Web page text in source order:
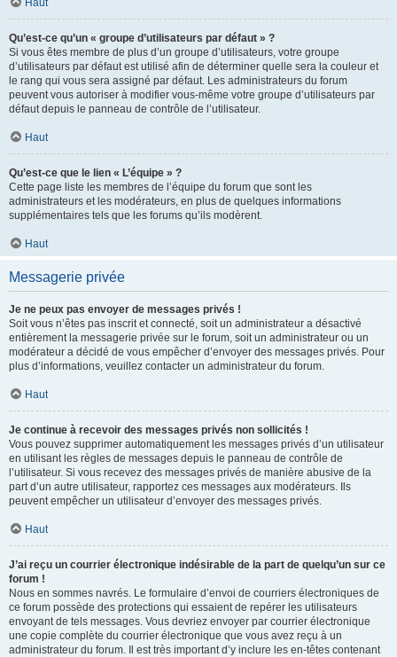
Haut
Qu’est-ce qu’un « groupe d’utilisateurs par défaut » ?
Si vous êtes membre de plus d’un groupe d’utilisateurs, votre groupe
d’utilisateurs par défaut est utilisé afin de déterminer quelle sera la couleur et
le rang qui vous sera assigné par défaut. Les administrateurs du forum
peuvent vous autoriser à modifier vous-même votre groupe d’utilisateurs par
défaut depuis le panneau de contrôle de l’utilisateur.
Haut
Qu’est-ce que le lien « L’équipe » ?
Cette page liste les membres de l’équipe du forum que sont les
administrateurs et les modérateurs, en plus de quelques informations
supplémentaires tels que les forums qu’ils modèrent.
Haut
Messagerie privée
Je ne peux pas envoyer de messages privés !
Soit vous n’êtes pas inscrit et connecté, soit un administrateur a désactivé
entièrement la messagerie privée sur le forum, soit un administrateur ou un
modérateur a décidé de vous empêcher d’envoyer des messages privés. Pour
plus d’informations, veuillez contacter un administrateur du forum.
Haut
Je continue à recevoir des messages privés non sollicités !
Vous pouvez supprimer automatiquement les messages privés d’un utilisateur
en utilisant les règles de messages depuis le panneau de contrôle de
l’utilisateur. Si vous recevez des messages privés de manière abusive de la
part d’un autre utilisateur, rapportez ces messages aux modérateurs. Ils
peuvent empêcher un utilisateur d’envoyer des messages privés.
Haut
J’ai reçu un courrier électronique indésirable de la part de quelqu’un sur ce
forum !
Nous en sommes navrés. Le formulaire d’envoi de courriers électroniques de
ce forum possède des protections qui essaient de repérer les utilisateurs
envoyant de tels messages. Vous devriez envoyer par courrier électronique
une copie complète du courrier électronique que vous avez reçu à un
administrateur du forum. Il est très important d’y inclure les en-têtes contenant